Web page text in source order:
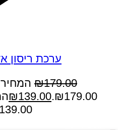
ערכת ריסון
₪179.00
₪179.00.
₪139.00